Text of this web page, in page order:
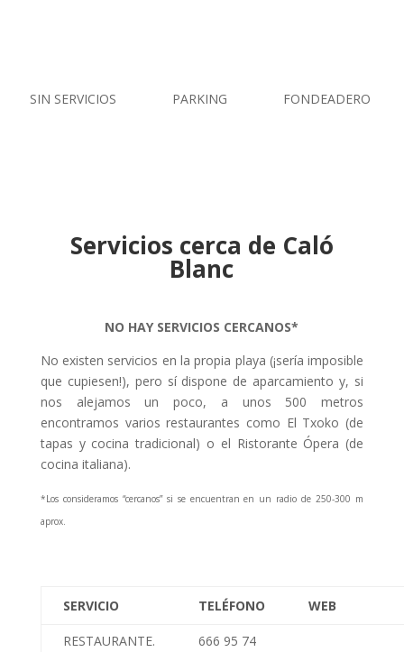
SIN SERVICIOS PARKING FONDEADERO
Servicios cerca de Caló
Blanc
NO HAY SERVICIOS CERCANOS*
No existen servicios en la propia playa (¡sería imposible
que cupiesen!), pero sí dispone de aparcamiento y, si
nos alejamos un poco, a unos 500 metros
encontramos varios restaurantes como El Txoko (de
tapas y cocina tradicional) o el Ristorante Ópera (de
cocina italiana).
*Los consideramos “cercanos” si se encuentran en un radio de 250-300 m
aprox.
SERVICIO TELÉFONO WEB
RESTAURANTE.
666 95 74